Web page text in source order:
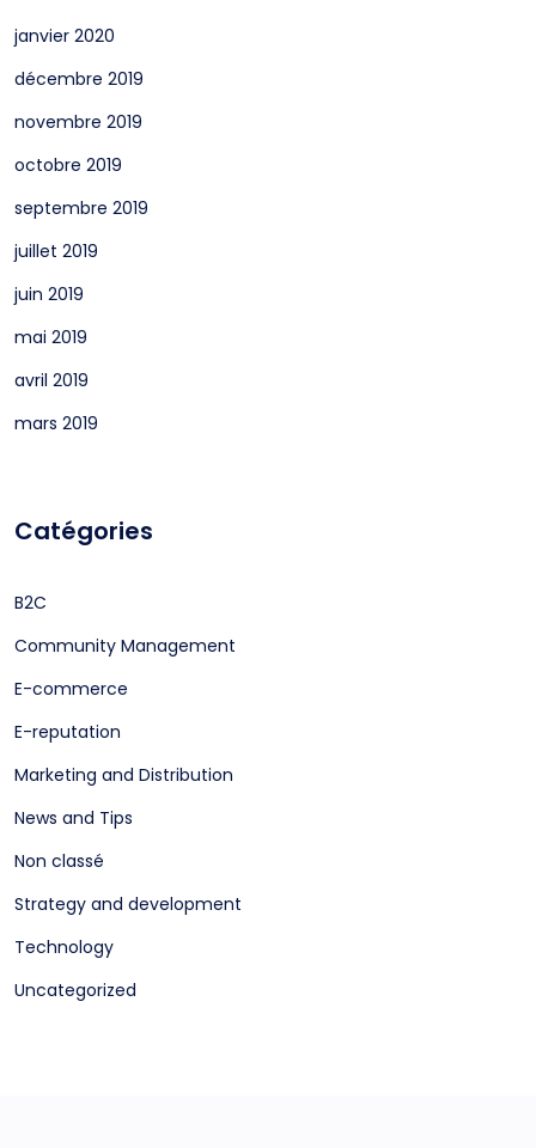
janvier 2020
décembre 2019
novembre 2019
octobre 2019
septembre 2019
juillet 2019
juin 2019
mai 2019
avril 2019
mars 2019
Catégories
B2C
Community Management
E-commerce
E-reputation
Marketing and Distribution
News and Tips
Non classé
Strategy and development
Technology
Uncategorized